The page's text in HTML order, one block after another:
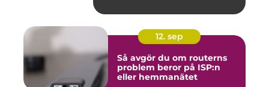
12. sep
Så avgör du om routerns
problem beror på ISP:n
eller hemmanätet